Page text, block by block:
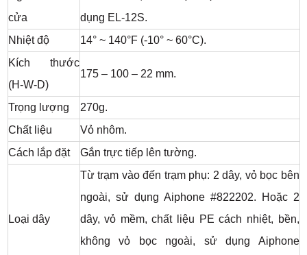
cửa
dụng EL-12S.
Nhiệt độ
14° ~ 140°F (-10° ~ 60°C).
Kích thước
(H-W-D)
175 – 100 – 22 mm.
Trọng lượng
270g.
Chất liệu
Vỏ nhôm.
Cách lắp đặt
Gắn trực tiếp lên tường.
Loại dây
Từ trạm vào đến trạm phụ: 2 dây, vỏ bọc bên
ngoài, sử dụng Aiphone #822202. Hoặc 2
dây, vỏ mềm, chất liệu PE cách nhiệt, bền,
không vỏ bọc ngoài, sử dụng Aiphone